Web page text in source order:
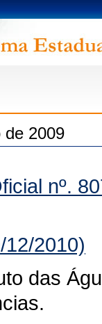
de 2009
nº.
2010)
das